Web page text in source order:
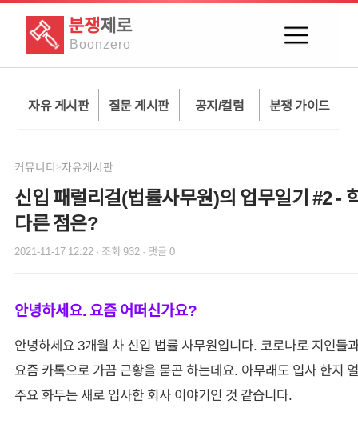
분쟁제로
Boonzero
자유 게시판 질문 게시판 공지/컬럼 분쟁 가이드
커뮤니티>자유게시판
신입 패럴리걸(법률사무원)의 업무일기 #2 -
다른 점은?
2021-11-17 12:22 · 조회 932 · 댓글 0
안녕하세요. 요즘 어떠신가요?
안녕하세요 3개월 차 신입 법률 사무원입니다. 코로나로 지인들
요즘 카톡으로 가끔 근황을 묻곤 하는데요. 아무래도 입사 한지
주요 화두는 새로 입사한 회사 이야기인 것 같습니다.